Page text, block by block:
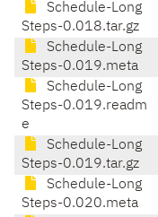
Schedule-Long
Steps-0.018.tar.gz
Schedule-Long
Steps-0.019.meta
Schedule-Long
Steps-0.019.readm
e
Schedule-Long
Steps-0.019.tar.gz
Schedule-Long
Steps-0.020.meta